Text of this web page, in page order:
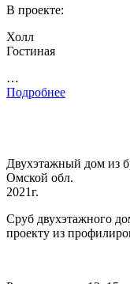
В проекте:
Холл
Гостиная
…
Подробнее
Двухэтажный дом из
Омской обл.
2021г.
Сруб двухэтажного
проекту из